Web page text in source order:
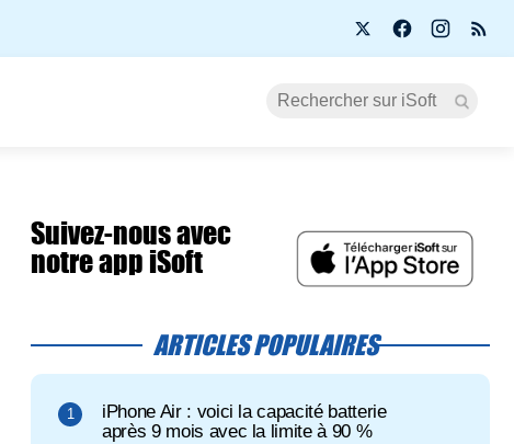
Suivez-nous avec
notre app iSoft
ARTICLES POPULAIRES
iPhone Air : voici la capacité batterie
après 9 mois avec la limite à 90 %